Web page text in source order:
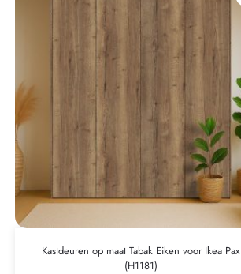
Kastdeuren op maat Tabak Eiken voor Ikea Pax
(H1181)